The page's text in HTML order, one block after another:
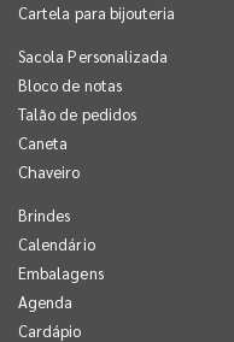
Cartela para bijouteria
Sacola Personalizada
Bloco de notas
Talão de pedidos
Caneta
Chaveiro
Brindes
Calendário
Embalagens
Agenda
Cardápio